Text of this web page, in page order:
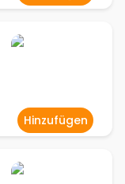
Hinzufügen